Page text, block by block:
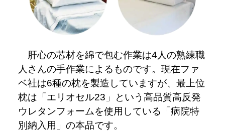
肝心の芯材を綿で包む作業は4人の熟練職
人さんの手作業によるものです。現在ファ
ベ社は6種の枕を製造していますが、最上位
枕は「エリオセル23」という高品質高反発
ウレタンフォームを使用している「病院特
別納入用」の本品です。